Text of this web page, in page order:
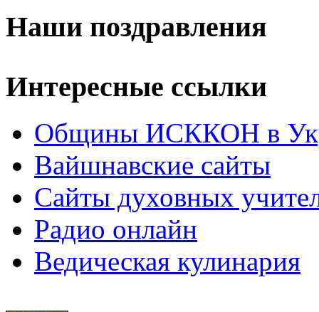
Наши поздравления
Интересные ссылки
Общины ИСККОН в
Вайшнавские сайты
Сайты духовных
Радио онлайн
Ведическая кулинария